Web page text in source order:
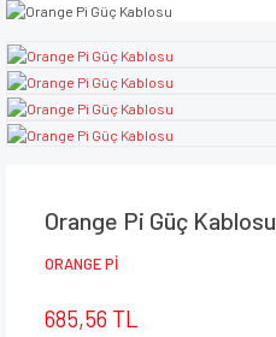
Orange Pi Güç Kablosu
ORANGE Pİ
685,56 TL